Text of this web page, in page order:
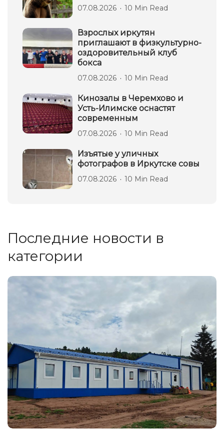
07.08.2026 10 Min Read
Взрослых иркутян
приглашают в физкультурно-
оздоровительный клуб
бокса
07.08.2026 10 Min Read
Кинозалы в Черемхово и
Усть-Илимске оснастят
современным
07.08.2026 10 Min Read
Изъятые у уличных
фотографов в Иркутске совы
07.08.2026 10 Min Read
Последние новости в
категории